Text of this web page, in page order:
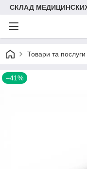
СКЛАД
Товари та послуги
–41%